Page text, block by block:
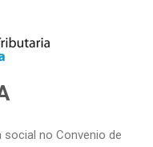
no Convenio de